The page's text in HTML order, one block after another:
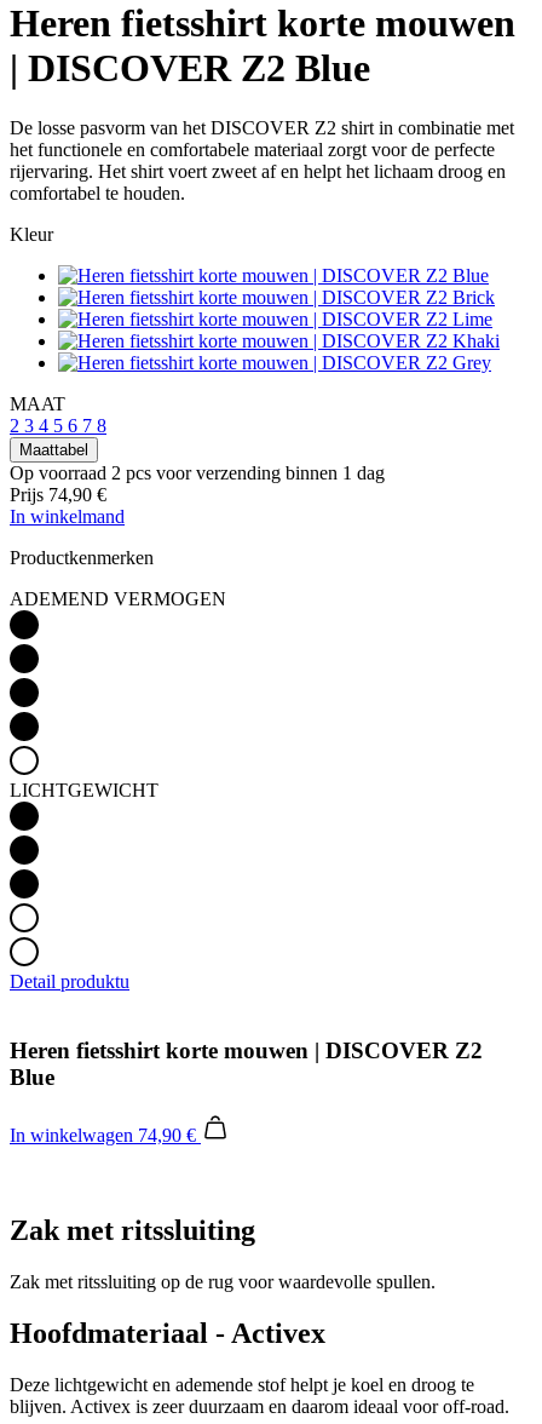
Heren fietsshirt korte mouwen
| DISCOVER Z2 Blue
De losse pasvorm van het DISCOVER Z2 shirt in combinatie met
het functionele en comfortabele materiaal zorgt voor de perfecte
rijervaring. Het shirt voert zweet af en helpt het lichaam droog en
comfortabel te houden.
Kleur
MAAT
2 3 4 5 6 7 8
Maattabel
Op voorraad 2 pcs voor verzending binnen 1 dag
Prijs 74,90 €
In winkelmand
Productkenmerken
ADEMEND VERMOGEN
LICHTGEWICHT
Detail produktu
Heren fietsshirt korte mouwen | DISCOVER Z2
Blue
In winkelwagen 74,90 €
Zak met ritssluiting
Zak met ritssluiting op de rug voor waardevolle spullen.
Hoofdmateriaal - Activex
Deze lichtgewicht en ademende stof helpt je koel en droog te
blijven. Activex is zeer duurzaam en daarom ideaal voor off-road.